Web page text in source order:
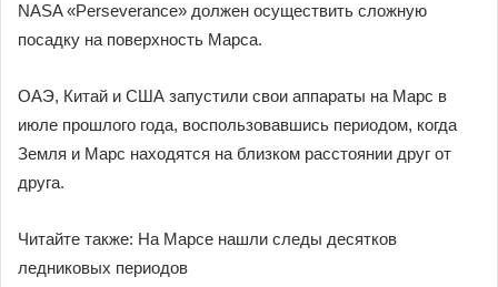
NASA «Perseverance» должен осуществить сложную
посадку на поверхность Марса.
ОАЭ, Китай и США запустили свои аппараты на Марс в
июле прошлого года, воспользовавшись периодом, когда
Земля и Марс находятся на близком расстоянии друг от
друга.
Читайте также: На Марсе нашли следы десятков
ледниковых периодов